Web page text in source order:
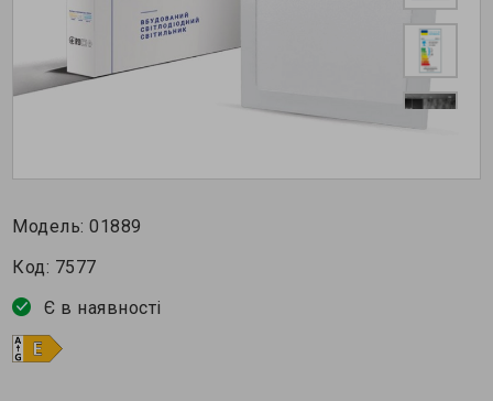
Модель:01889
Код: 7577
Є в наявності